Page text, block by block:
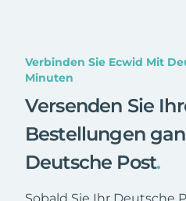
Verbinden Sie Ecwid Mit
Minuten
Versenden Sie
Bestellungen
Deutsche Post.